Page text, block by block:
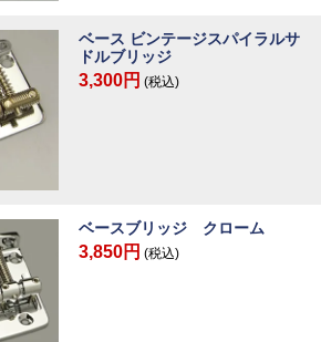
ベース ビンテージスパイラルサ
ドルブリッジ
3,300円 (税込)
ベースブリッジ クローム
3,850円 (税込)